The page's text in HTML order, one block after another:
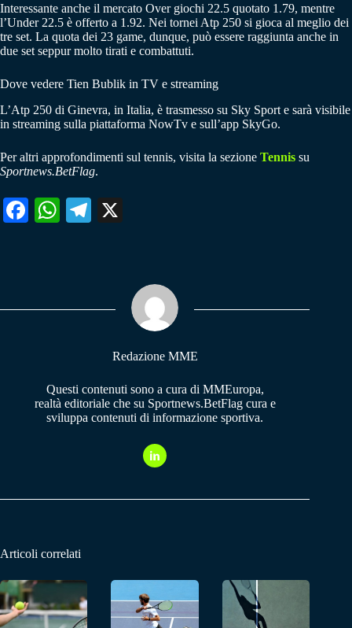
Interessante anche il mercato Over giochi 22.5 quotato 1.79, mentre
l’Under 22.5 è offerto a 1.92. Nei tornei Atp 250 si gioca al meglio dei
tre set. La quota dei 23 game, dunque, può essere raggiunta anche in
due set seppur molto tirati e combattuti.
Dove vedere Tien Bublik in TV e streaming
L’Atp 250 di Ginevra, in Italia, è trasmesso su Sky Sport e sarà visibile
in streaming sulla piattaforma NowTv e sull’app SkyGo.
Per altri approfondimenti sul tennis, visita la sezione Tennis su
Sportnews.BetFlag.
Fa W
pp
Te
m
Redazione MME
Questi contenuti sono a cura di MMEuropa,
realtà editoriale che su Sportnews.BetFlag cura e
sviluppa contenuti di informazione sportiva.
Articoli correlati